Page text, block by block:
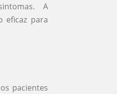
A
eficaz para
pacientes